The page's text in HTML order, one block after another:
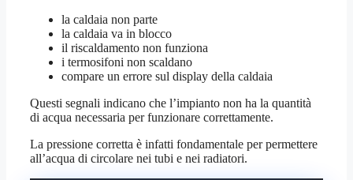
la caldaia non parte
la caldaia va in blocco
il riscaldamento non funziona
i termosifoni non scaldano
compare un errore sul display della caldaia
Questi segnali indicano che l’impianto non ha la quantità
di acqua necessaria per funzionare correttamente.
La pressione corretta è infatti fondamentale per permettere
all’acqua di circolare nei tubi e nei radiatori.